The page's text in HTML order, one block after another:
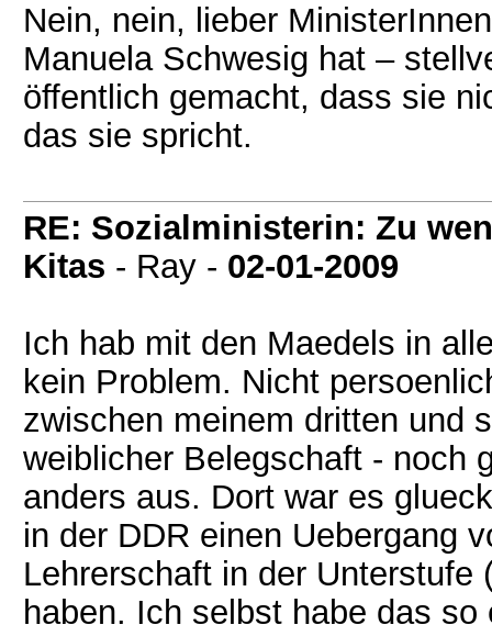
Nein, nein, lieber
Manuela Schwesig hat –
öffentlich gemacht, dass sie
das sie spricht.
RE: Sozialministerin: Zu
Kitas - Ray - 02-01-2009
Ich hab mit den Maedels in
kein Problem. Nicht
zwischen meinem dritten und
weiblicher Belegschaft - noch
anders aus. Dort war es
in der DDR einen Uebergang
Lehrerschaft in der
haben. Ich selbst habe das